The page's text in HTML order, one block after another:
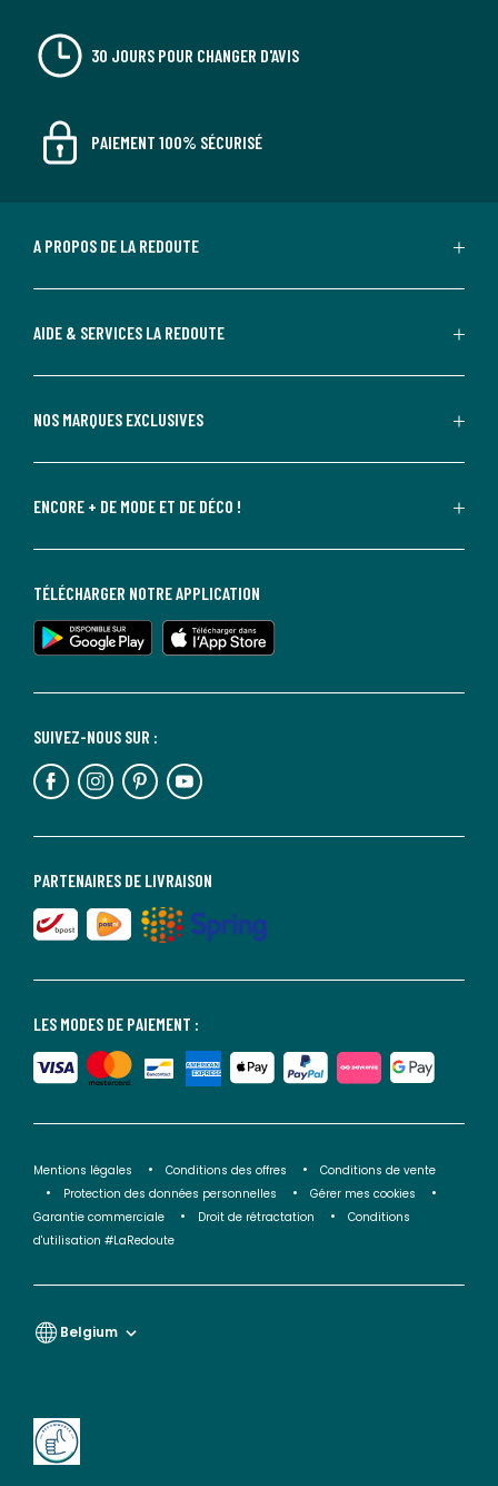
30 JOURS POUR CHANGER D'AVIS
PAIEMENT 100% SÉCURISÉ
A PROPOS DE LA REDOUTE
AIDE & SERVICES LA REDOUTE
NOS MARQUES EXCLUSIVES
ENCORE + DE MODE ET DE DÉCO !
LES MODES DE PAIEMENT :
PARTENAIRES DE LIVRAISON
SUIVEZ-NOUS SUR :
TÉLÉCHARGER NOTRE APPLICATION
Mentions légales Conditions des offres
Conditions de vente
Protection des données personnelles
Gérer mes cookies
Garantie commerciale
Droit de rétractation
Conditions
d'utilisation #LaRedoute
Belgium